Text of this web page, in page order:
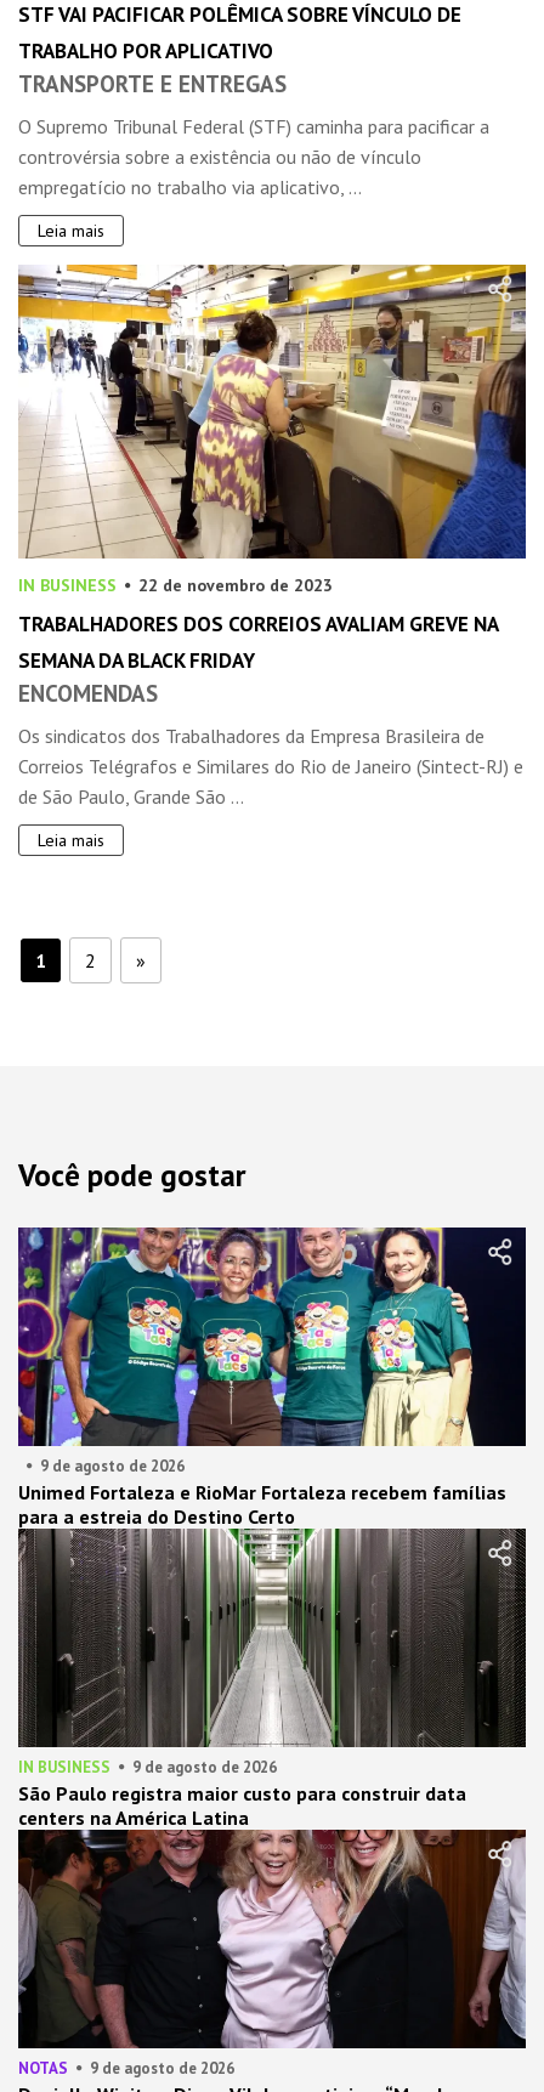
STF VAI PACIFICAR POLÊMICA SOBRE VÍNCULO DE
TRABALHO POR APLICATIVO
TRANSPORTE E ENTREGAS
O Supremo Tribunal Federal (STF) caminha para pacificar a
controvérsia sobre a existência ou não de vínculo
empregatício no trabalho via aplicativo, ...
Leia mais
IN BUSINESS 22 de novembro de 2023
TRABALHADORES DOS CORREIOS AVALIAM GREVE NA
SEMANA DA BLACK FRIDAY
ENCOMENDAS
Os sindicatos dos Trabalhadores da Empresa Brasileira de
Correios Telégrafos e Similares do Rio de Janeiro (Sintect-RJ) e
de São Paulo, Grande São ...
Leia mais
1 2 »
Você pode gostar
9 de agosto de 2026
Unimed Fortaleza e RioMar Fortaleza recebem famílias
para a estreia do Destino Certo
IN BUSINESS 9 de agosto de 2026
São Paulo registra maior custo para construir data
centers na América Latina
NOTAS 9 de agosto de 2026